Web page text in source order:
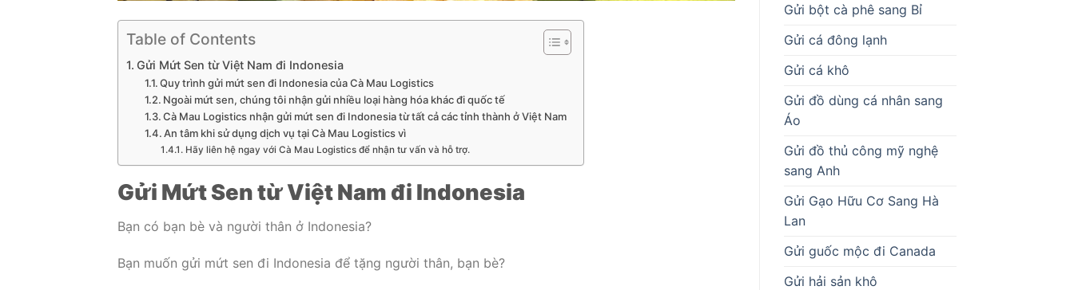
Table of Contents
Gửi Mứt Sen từ Việt Nam đi Indonesia
Quy trình gửi mứt sen đi Indonesia của Cà Mau Logistics
Ngoài mứt sen, chúng tôi nhận gửi nhiều loại hàng hóa khác đi quốc tế
Cà Mau Logistics nhận gửi mứt sen đi Indonesia từ tất cả các tỉnh thành ở Việt Nam
An tâm khi sử dụng dịch vụ tại Cà Mau Logistics vì
Hãy liên hệ ngay với Cà Mau Logistics để nhận tư vấn và hỗ trợ.
Gửi Mứt Sen từ Việt Nam đi Indonesia
Bạn có bạn bè và người thân ở Indonesia?
Bạn muốn gửi mứt sen đi Indonesia để tặng người thân, bạn bè?
Gửi bột cà phê sang Bỉ
Gửi cá đông lạnh
Gửi cá khô
Gửi đồ dùng cá nhân sang
Áo
Gửi đồ thủ công mỹ nghệ
sang Anh
Gửi Gạo Hữu Cơ Sang Hà
Lan
Gửi guốc mộc đi Canada
Gửi hải sản khô